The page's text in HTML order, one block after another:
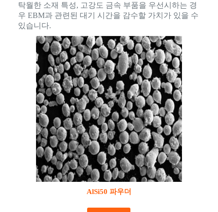
탁월한 소재 특성, 고강도 금속 부품을 우선시하는 경
우 EBM과 관련된 대기 시간을 감수할 가치가 있을 수
있습니다.
AlSi50 파우더